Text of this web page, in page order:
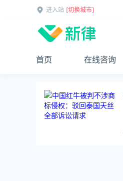
进入站 [切换城市]
首页 在线咨询